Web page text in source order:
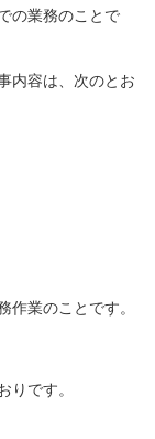
の業務のことで
内容は、次のとお
作業のことです。
りです。